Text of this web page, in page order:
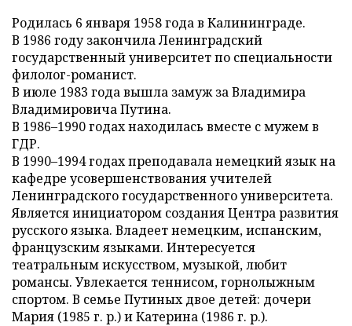
Родилась 6 января 1958 года в Калининграде.
В 1986 году закончила Ленинградский
государственный университет по специальности
филолог-романист.
В июле 1983 года вышла замуж за Владимира
Владимировича Путина.
В 1986–1990 годах находилась вместе с мужем в
ГДР.
В 1990–1994 годах преподавала немецкий язык на
кафедре усовершенствования учителей
Ленинградского государственного университета.
Является инициатором создания Центра развития
русского языка. Владеет немецким, испанским,
французским языками. Интересуется
театральным искусством, музыкой, любит
романсы. Увлекается теннисом, горнолыжным
спортом. В семье Путиных двое детей: дочери
Мария (1985 г. р.) и Катерина (1986 г. р.).